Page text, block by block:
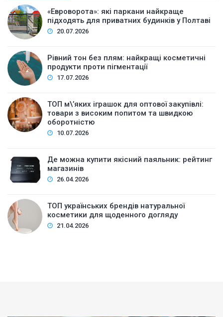
«Евроворота»: які паркани найкраще
підходять для приватних будинків у Полтаві
20.07.2026
Рівний тон без плям: найкращі косметичні
продукти проти пігментації
17.07.2026
ТОП м\’яких іграшок для оптової закупівлі:
товари з високим попитом та швидкою
оборотністю
10.07.2026
Де можна купити якісний паяльник: рейтинг
магазинів
26.04.2026
ТОП українських брендів натуральної
косметики для щоденного догляду
21.04.2026